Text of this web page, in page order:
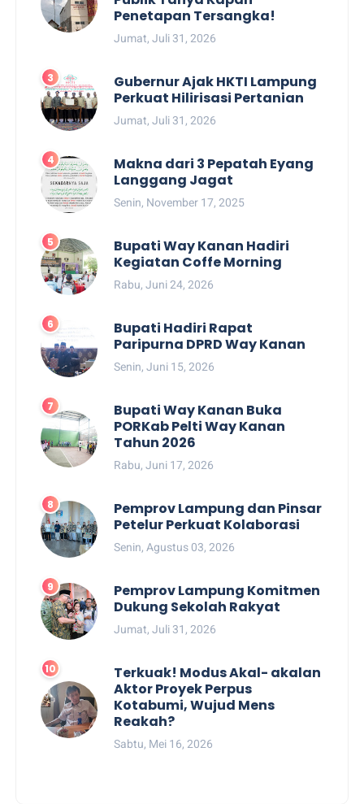
Penetapan Tersangka!
Jumat, Juli 31, 2026
Gubernur Ajak HKTI Lampung
Perkuat Hilirisasi Pertanian
Jumat, Juli 31, 2026
Makna dari 3 Pepatah Eyang
Langgang Jagat
Senin, November 17, 2025
Bupati Way Kanan Hadiri
Kegiatan Coffe Morning
Rabu, Juni 24, 2026
Bupati Hadiri Rapat
Paripurna DPRD Way Kanan
Senin, Juni 15, 2026
Bupati Way Kanan Buka
PORKab Pelti Way Kanan
Tahun 2026
Rabu, Juni 17, 2026
Pemprov Lampung dan Pinsar
Petelur Perkuat Kolaborasi
Senin, Agustus 03, 2026
Pemprov Lampung Komitmen
Dukung Sekolah Rakyat
Jumat, Juli 31, 2026
Terkuak! Modus Akal- akalan
Aktor Proyek Perpus
Kotabumi, Wujud Mens
Reakah?
Sabtu, Mei 16, 2026